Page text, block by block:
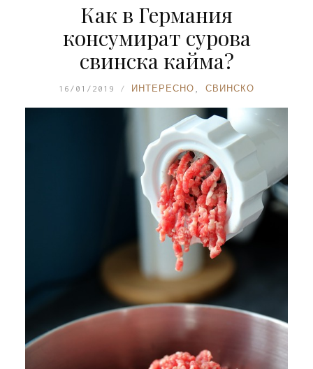
Как в Германия
консумират сурова
свинска кайма?
16/01/2019 ИНТЕРЕСНО СВИНСКО